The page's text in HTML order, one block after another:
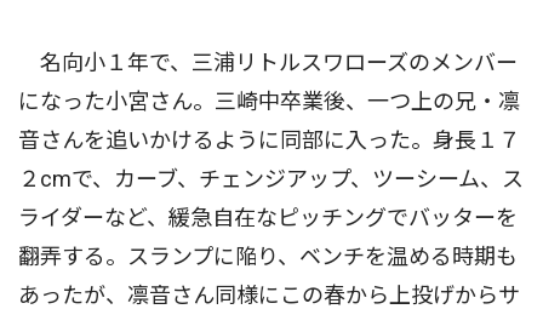
名向小１年で、三浦リトルスワローズのメンバー
になった小宮さん。三崎中卒業後、一つ上の兄・凛
音さんを追いかけるように同部に入った。身長１７
２cmで、カーブ、チェンジアップ、ツーシーム、ス
ライダーなど、緩急自在なピッチングでバッターを
翻弄する。スランプに陥り、ベンチを温める時期も
あったが、凛音さん同様にこの春から上投げからサ